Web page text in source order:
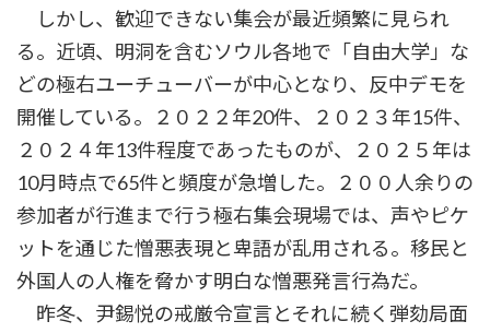
しかし、歓迎できない集会が最近頻繁に見られ
る。近頃、明洞を含むソウル各地で「自由大学」な
どの極右ユーチューバーが中心となり、反中デモを
開催している。２０２２年20件、２０２３年15件、
２０２４年13件程度であったものが、２０２５年は
10月時点で65件と頻度が急増した。２００人余りの
参加者が行進まで行う極右集会現場では、声やピケ
ットを通じた憎悪表現と卑語が乱用される。移民と
外国人の人権を脅かす明白な憎悪発言行為だ。
昨冬、尹錫悦の戒厳令宣言とそれに続く弾劾局面